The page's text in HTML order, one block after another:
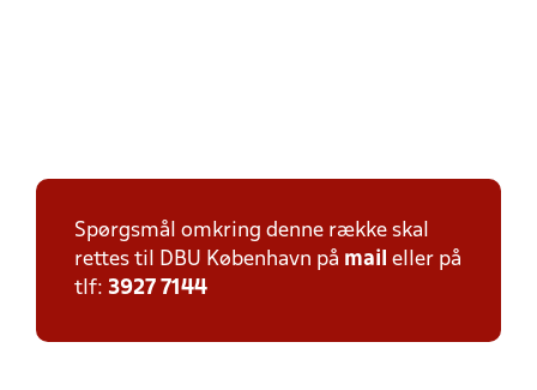
Spørgsmål omkring denne række skal
rettes til DBU København på mail eller på
tlf: 3927 7144